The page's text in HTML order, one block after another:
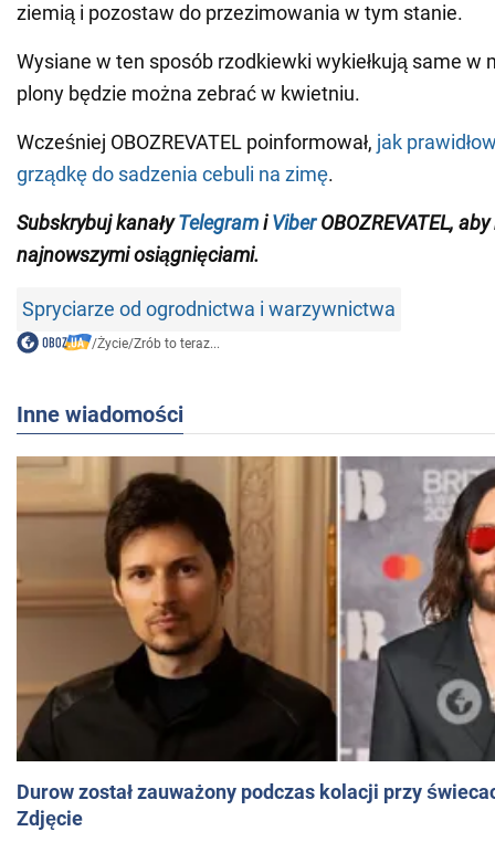
ziemią i pozostaw do przezimowania w tym stanie.
Wysiane w ten sposób rzodkiewki wykiełkują same w
plony będzie można zebrać w kwietniu.
Wcześniej OBOZREVATEL poinformował, jak
grządkę do sadzenia cebuli na zimę.
Subskrybuj kanałyTelegramiViber OBOZREVATEL,
najnowszymi osiągnięciami.
Spryciarze od ogrodnictwa i warzywnictwa
/Życie/Zrób to teraz...
Inne wiadomości
Durow został zauważony podczas kolacji przy
Zdjęcie